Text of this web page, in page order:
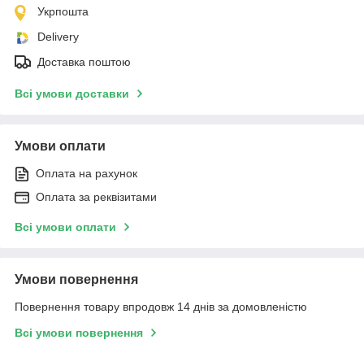
Укрпошта
Delivery
Доставка поштою
Всі умови доставки
Умови оплати
Оплата на рахунок
Оплата за реквізитами
Всі умови оплати
Умови повернення
Повернення товару впродовж 14 днів за домовленістю
Всі умови повернення